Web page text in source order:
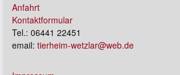
Anfahrt
Kontaktformular
Tel.: 06441 22451
email: tierheim-wetzlar@web.de